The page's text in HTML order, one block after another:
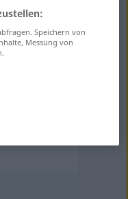
Speichern von
Messung von